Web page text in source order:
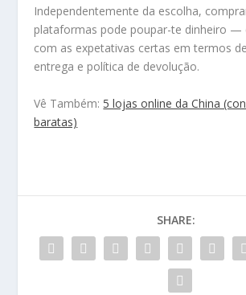
Independentemente da escolha,
plataformas pode poupar-te dinheiro —
com as expetativas certas em termos
entrega e política de devolução.
Vê Também: 5 lojas online da China
baratas)
SHARE: